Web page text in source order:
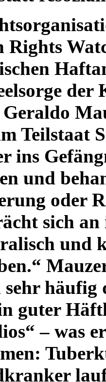
Rights
Teilstaat
ins
und
oder
sich
und
sehr
guter
– was